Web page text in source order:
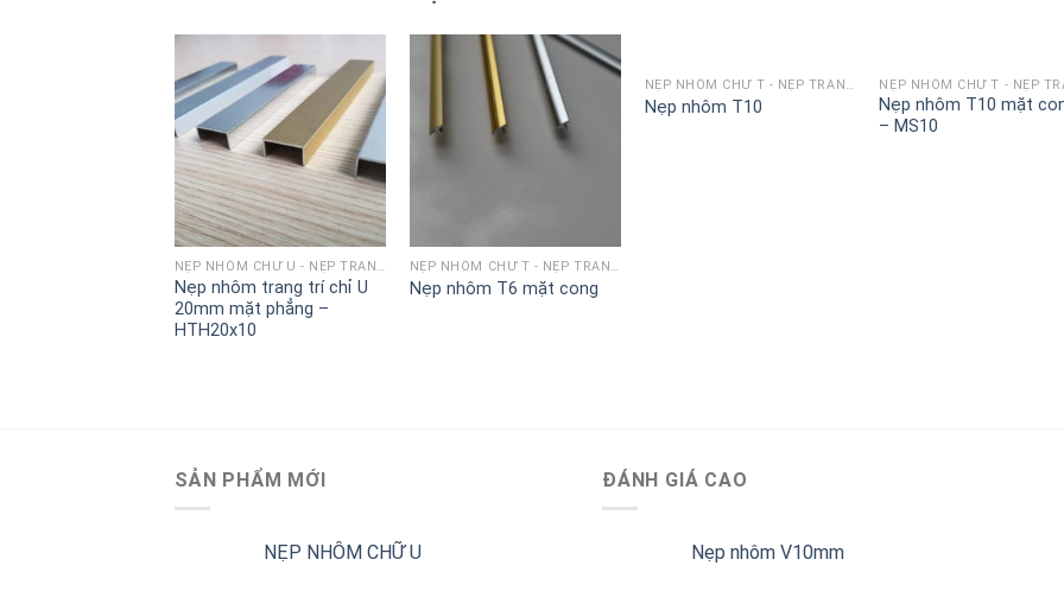
NẸP NHÔM CHỮ U - NẸP TRANG TRÍ CHỈ U
Nẹp nhôm trang trí chỉ U
20mm mặt phẳng –
HTH20x10
NẸP NHÔM CHỮ T - NẸP TRANG TRÍ CHỈ T
Nẹp nhôm T6 mặt cong
Nẹp nhôm T10
Nẹp nhôm T10 mặt
– MS10
SẢN PHẨM MỚI
NẸP NHÔM CHỮ U
ĐÁNH GIÁ CAO
Nẹp nhôm V10mm